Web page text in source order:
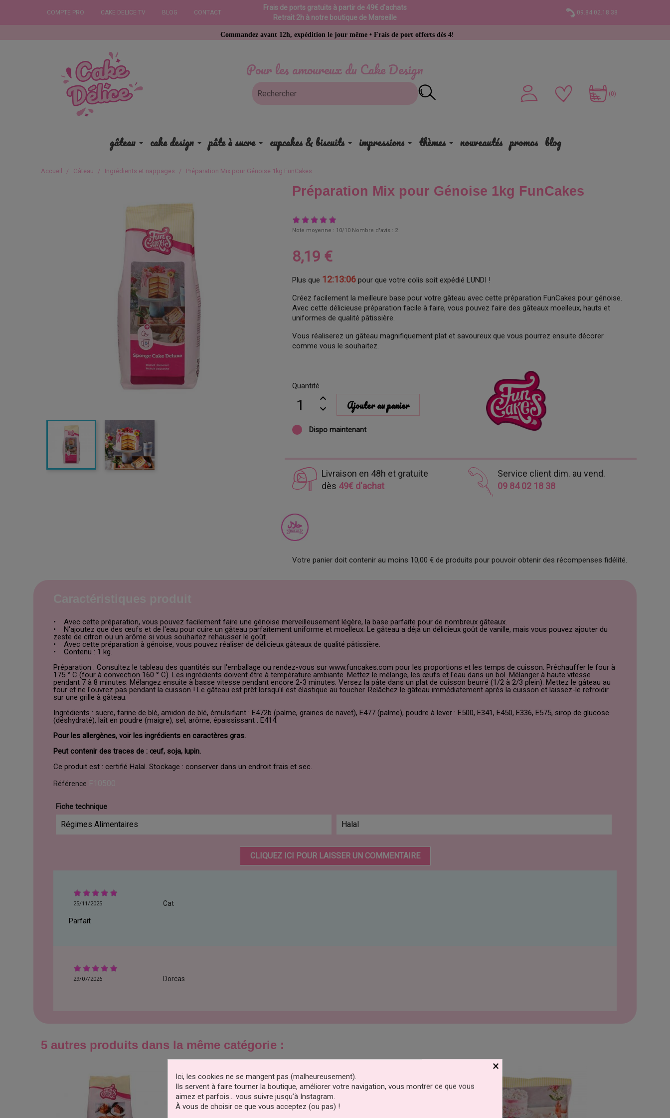
COMPTE PRO CAKE DELICE TV BLOG CONTACT
Frais de ports gratuits à partir de 49€ d'achats
Retrait 2h à notre boutique de Marseille
09.84.02.18.38
Pour les amoureux du Cake Design
Commandez avant 12h, expédition le jour même • Frais de port offerts dès 49 € d’achat
(0)
gâteau cake design pâte à sucre cupcakes & biscuits impressions thèmes nouveautés promos blog
Accueil Gâteau Ingrédients et nappages Préparation Mix pour Génoise 1kg FunCakes
Préparation Mix pour Génoise 1kg FunCakes
Note moyenne : 10/10 Nombre d'avis : 2
8,19 €
Plus que 12:13:05 pour que votre colis soit expédié LUNDI !
Créez facilement la meilleure base pour votre gâteau avec cette préparation FunCakes pour génoise.
Avec cette délicieuse préparation facile à faire, vous pouvez faire des gâteaux moelleux, hauts et
uniformes de qualité pâtissière.
Vous réaliserez un gâteau magnifiquement plat et savoureux que vous pourrez ensuite décorer
comme vous le souhaitez.
Quantité
Ajouter au panier
Dispo maintenant
Livraison en 48h et gratuite
dès 49€ d'achat
Service client dim. au vend.
09 84 02 18 38
Votre panier doit contenir au moins 10,00 € de produits pour pouvoir obtenir des récompenses fidélité.
• Avec cette préparation, vous pouvez facilement faire une génoise merveilleusement légère, la base parfaite pour de nombreux gâteaux.
• N'ajoutez que des œufs et de l'eau pour cuire un gâteau parfaitement uniforme et moelleux. Le gâteau a déjà un délicieux goût de vanille, mais vous pouvez ajouter du
zeste de citron ou un arôme si vous souhaitez rehausser le goût.
• Avec cette préparation à génoise, vous pouvez réaliser de délicieux gâteaux de qualité pâtissière.
• Contenu : 1 kg.
Préparation : Consultez le tableau des quantités sur l'emballage ou rendez-vous sur www.funcakes.com pour les proportions et les temps de cuisson. Préchauffer le four à
175 ° C (four à convection 160 ° C). Les ingrédients doivent être à température ambiante. Mettez le mélange, les œufs et l'eau dans un bol. Mélanger à haute vitesse
pendant 7 à 8 minutes. Mélangez ensuite à basse vitesse pendant encore 2-3 minutes. Versez la pâte dans un plat de cuisson beurré (1/2 à 2/3 plein). Mettez le gâteau au
four et ne l'ouvrez pas pendant la cuisson ! Le gâteau est prêt lorsqu'il est élastique au toucher. Relâchez le gâteau immédiatement après la cuisson et laissez-le refroidir
sur une grille à gâteau.
Ingrédients : sucre, farine de blé, amidon de blé, émulsifiant : E472b (palme, graines de navet), E477 (palme), poudre à lever : E500, E341, E450, E336, E575, sirop de glucose
(déshydraté), lait en poudre (maigre), sel, arôme, épaississant : E414.
Pour les allergènes, voir les ingrédients en caractères gras.
Peut contenir des traces de : œuf, soja, lupin.
Ce produit est : certifié Halal. Stockage : conserver dans un endroit frais et sec.
Référence
Fiche technique
Régimes Alimentaires Halal
CLIQUEZ ICI POUR LAISSER UN COMMENTAIRE
25/11/2025 Cat
Parfait
29/07/2026 Dorcas
5 autres produits dans la même catégorie :
×
Ici, les cookies ne se mangent pas (malheureusement).
Ils servent à faire tourner la boutique, améliorer votre navigation, vous montrer ce que vous
aimez et parfois… vous suivre jusqu’à Instagram.
À vous de choisir ce que vous acceptez (ou pas) !